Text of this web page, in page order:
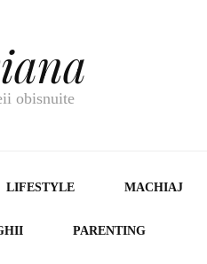
obisnuite
LIFESTYLE MACHIAJ
PARENTING